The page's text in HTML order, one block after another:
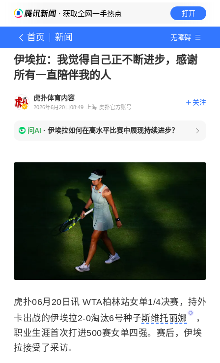
· 获取全网一手热点 打开
首页 新闻 无障碍
伊埃拉：我觉得自己正不断进步，感谢
所有一直陪伴我的人
虎扑体育内容
2026年6月20日08:49 上海 虎扑官方账号
关注
问AI · 伊埃拉如何在高水平比赛中展现持续进步？
虎扑06月20日讯 WTA柏林站女单1/4决赛，持外
卡出战的伊埃拉2-0淘汰6号种子斯维托丽娜
，
职业生涯首次打进500赛女单四强。赛后，伊埃
拉接受了采访。